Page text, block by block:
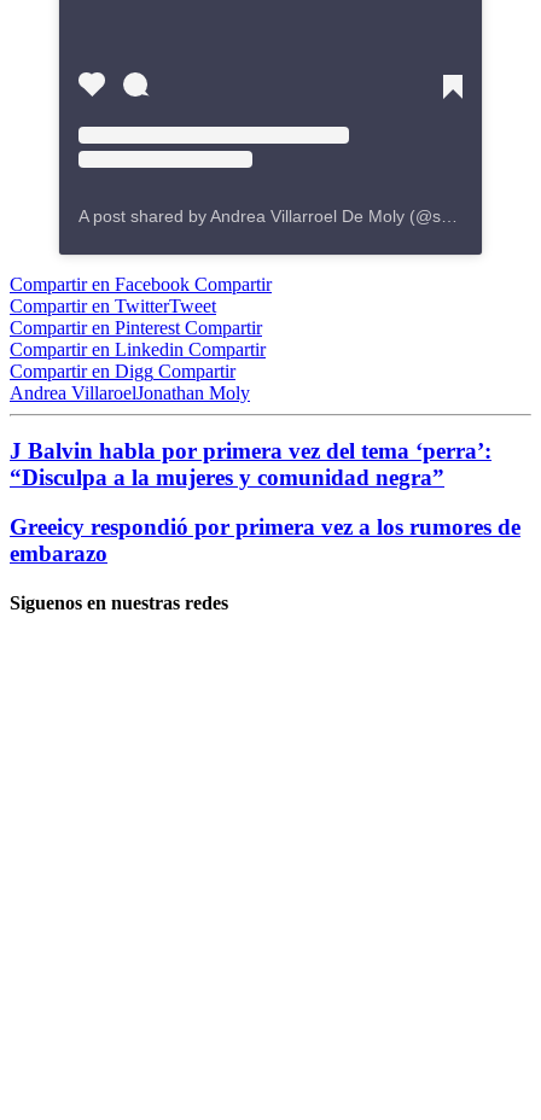
Compartir en Facebook Compartir
Compartir en TwitterTweet
Compartir en Pinterest Compartir
Compartir en Linkedin Compartir
Compartir en Digg Compartir
Andrea VillaroelJonathan Moly
J Balvin habla por primera vez del tema ‘perra’:
“Disculpa a la mujeres y comunidad negra”
Greeicy respondió por primera vez a los rumores de
embarazo
Siguenos en nuestras redes